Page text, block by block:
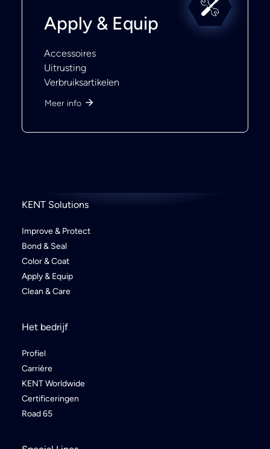
Apply & Equip
Accessoires
Uitrusting
Verbruiksartikelen
Meer info
KENT Solutions
Improve & Protect
Bond & Seal
Color & Coat
Apply & Equip
Clean & Care
Het bedrijf
Profiel
Carrière
KENT Worldwide
Certificeringen
Road 65